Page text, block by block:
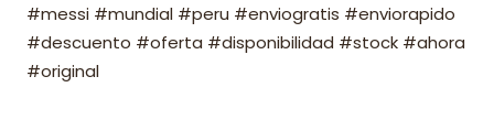
#messi #mundial #peru #enviogratis #enviorapido
#descuento #oferta #disponibilidad #stock #ahora
#original